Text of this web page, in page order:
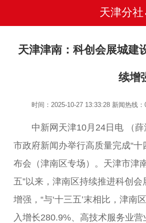
天津分社
天津津南：科创会展城建
续增
时间：2025-10-27 13:33:28 新闻热线：
中新网天津10月24日电 （薛
市政府新闻办举行高质量完成“
布会（津南区专场）。天津市津
五”以来，津南区持续推进科创
增强，“与‘十三五’末相比，津南
入增长280.9%、高技术服务业营